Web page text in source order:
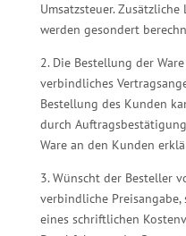
Umsatzsteuer.
werden gesondert
2. Die Bestellung der
verbindliches
Bestellung des Kunden
durch
Ware an den Kunden
3. Wünscht der Besteller
verbindliche
eines schriftlichen